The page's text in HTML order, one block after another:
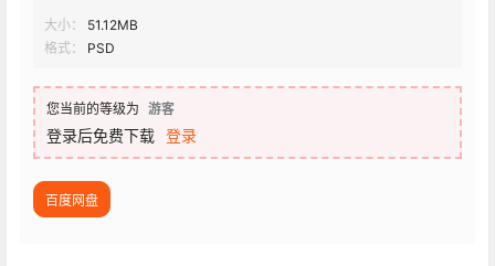
大小：
51.12MB
格式：
PSD
您当前的等级为 游客
登录后免费下载 登录
百度网盘